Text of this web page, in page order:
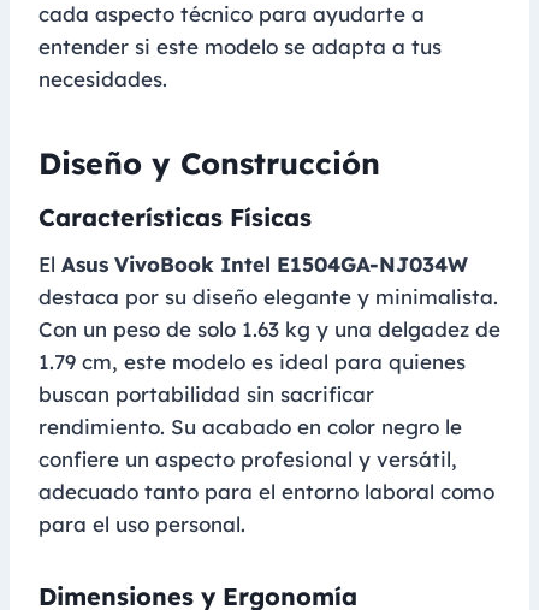
cada aspecto técnico para ayudarte a
entender si este modelo se adapta a tus
necesidades.
Diseño y Construcción
Características Físicas
El Asus VivoBook Intel E1504GA-NJ034W
destaca por su diseño elegante y minimalista.
Con un peso de solo 1.63 kg y una delgadez de
1.79 cm, este modelo es ideal para quienes
buscan portabilidad sin sacrificar
rendimiento. Su acabado en color negro le
confiere un aspecto profesional y versátil,
adecuado tanto para el entorno laboral como
para el uso personal.
Dimensiones y Ergonomía